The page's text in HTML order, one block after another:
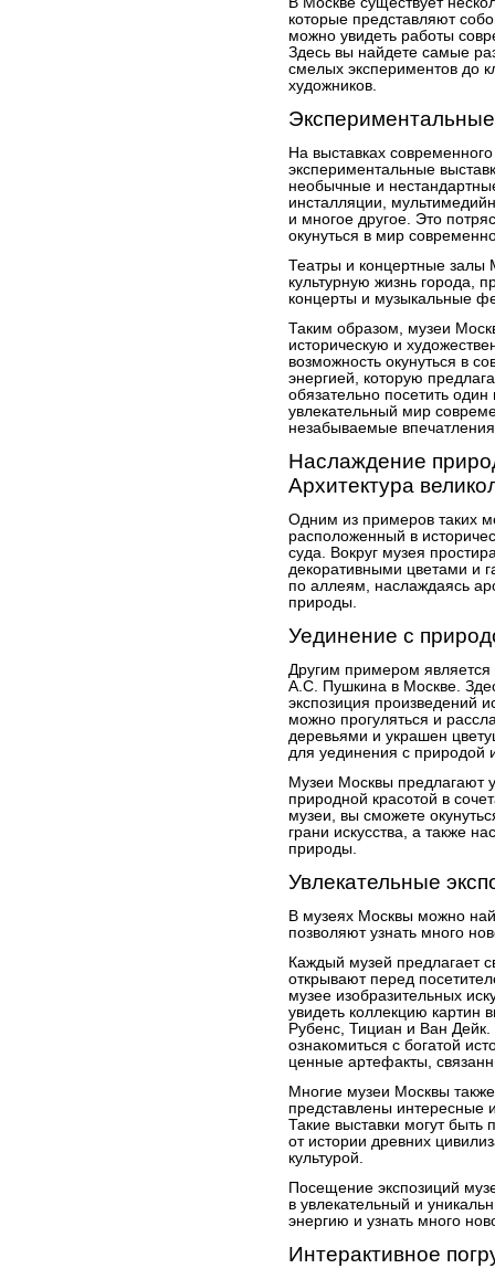
которые представляют
можно увидеть работы
Здесь вы найдете самые
смелых экспериментов до
художников.
На выставках
экспериментальные
необычные и
инсталляции,
и многое другое. Это
окунуться в мир
Театры и концертные залы
культурную жизнь города,
концерты и музыкальные
Таким образом, музеи
историческую и
возможность окунуться в
энергией, которую
обязательно посетить один
увлекательный мир
незабываемые
Наслаждение
Архитектура
Одним из примеров таких
расположенный в
суда. Вокруг музея
декоративными цветами и
по аллеям, наслаждаясь
природы.
Уединение с
Другим примером является
А.С. Пушкина в Москве.
экспозиция произведений
можно прогуляться и
деревьями и украшен
для уединения с природой
Музеи Москвы предлагают
природной красотой в
музеи, вы сможете
грани искусства, а также
природы.
Увлекательные
В музеях Москвы можно
позволяют узнать много
Каждый музей предлагает
открывают перед
музее изобразительных
увидеть коллекцию картин
Рубенс, Тициан и Ван
ознакомиться с богатой
ценные артефакты,
Многие музеи Москвы
представлены интересные
Такие выставки могут
от истории древних
культурой.
Посещение экспозиций
в увлекательный и
энергию и узнать много
Интерактивное